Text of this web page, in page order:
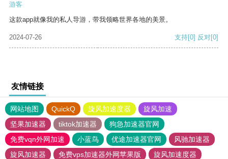
游客
这款app就像我的私人导游，带我领略世界各地的美景。
2024-07-26 支持[0] 反对[0]
友情链接
网站地图 QuickQ 旋风加速度器
旋风加速
坚果加速器
tiktok加速器
狗急加速器官网
免费vqn外网加速
小蓝鸟 优途加速器官网
风驰加速器
旋风加速器
免费vps加速器外网苹果版
旋风加速度器